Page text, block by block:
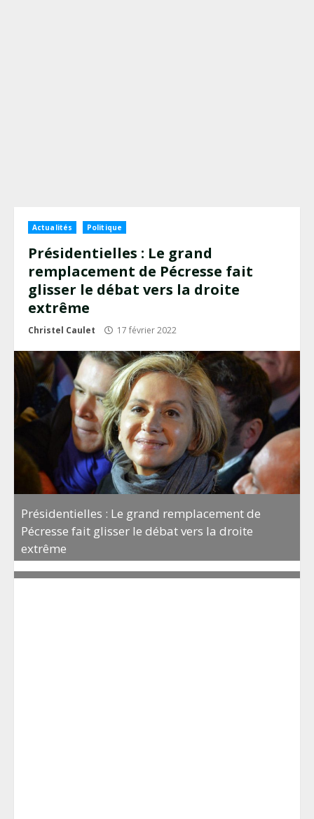
Actualités Politique
Présidentielles : Le grand
remplacement de Pécresse fait
glisser le débat vers la droite
extrême
Christel Caulet 17 février 2022
Présidentielles : Le grand remplacement de
Pécresse fait glisser le débat vers la droite
extrême